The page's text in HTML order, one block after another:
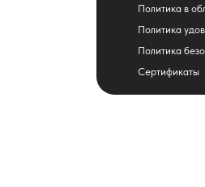
Сертификаты
Политика
Политика